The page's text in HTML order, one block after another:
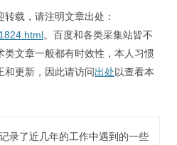
载，请注明文章出处：
。百度和各类采集站皆不
类文章一般都有时效性，本人习惯
和更新，因此请访问出处以查看本
录了近几年的工作中遇到的一些